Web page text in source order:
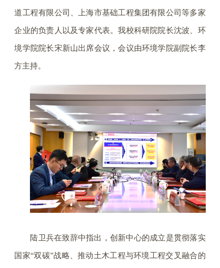
道工程有限公司、上海市基础工程集团有限公司等多家
企业的负责人以及专家代表。我校科研院院长沈波、环
境学院院长宋新山出席会议，会议由环境学院副院长李
方主持。
陆卫兵在致辞中指出，创新中心的成立是贯彻落实
国家“双碳”战略、推动土木工程与环境工程交叉融合的